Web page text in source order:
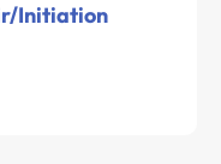
Initiation